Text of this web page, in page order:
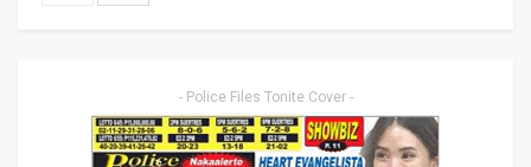
- Police Files Tonite Cover -